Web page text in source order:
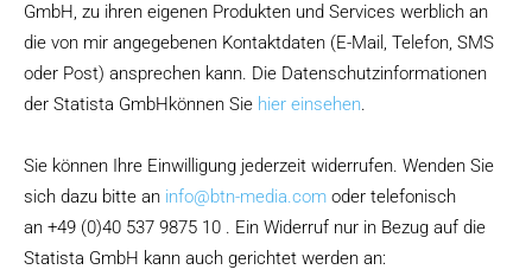
GmbH, zu ihren eigenen Produkten und Services werblich an
die von mir angegebenen Kontaktdaten (E-Mail, Telefon, SMS
oder Post) ansprechen kann. Die Datenschutzinformationen
der Statista GmbHkönnen Sie hier einsehen.
Sie können Ihre Einwilligung jederzeit widerrufen. Wenden Sie
sich dazu bitte an info@btn-media.com oder telefonisch
an +49 (0)40 537 9875 10 . Ein Widerruf nur in Bezug auf die
Statista GmbH kann auch gerichtet werden an: